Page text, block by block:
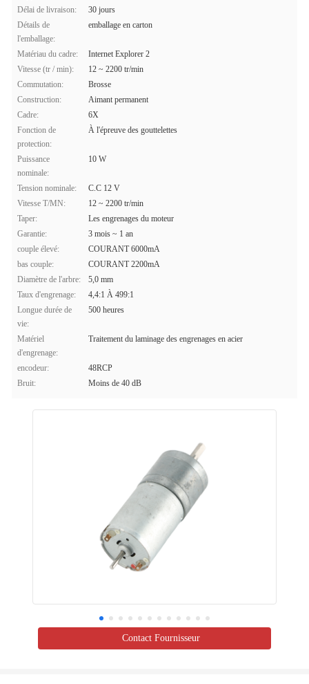
Délai de livraison:
30 jours
Détails de
l'emballage:
emballage en carton
Matériau du cadre:
Internet Explorer 2
Vitesse (tr / min):
12 ~ 2200 tr/min
Commutation:
Brosse
Construction:
Aimant permanent
Cadre:
6X
Fonction de
protection:
À l'épreuve des gouttelettes
Puissance
nominale:
10 W
Tension nominale:
C.C 12 V
Vitesse T/MN:
12 ~ 2200 tr/min
Taper:
Les engrenages du moteur
Garantie:
3 mois ~ 1 an
couple élevé:
COURANT 6000mA
bas couple:
COURANT 2200mA
Diamètre de l'arbre:
5,0 mm
Taux d'engrenage:
4,4:1 À 499:1
Longue durée de
vie:
500 heures
Matériel
d'engrenage:
Traitement du laminage des engrenages en acier
encodeur:
48RCP
Bruit:
Moins de 40 dB
Contact Fournisseur